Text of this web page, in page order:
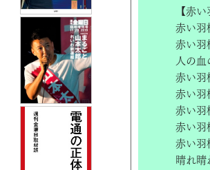
【赤い
赤い羽
赤い羽
人の
赤い羽
赤い羽
赤い羽
赤い羽
赤い羽
晴れ晴